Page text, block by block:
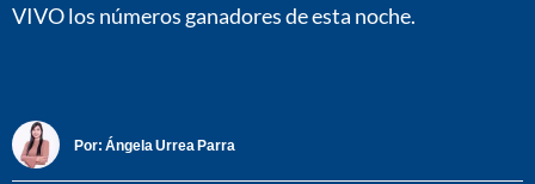
VIVO los números ganadores de esta noche.
Por: Ángela Urrea Parra